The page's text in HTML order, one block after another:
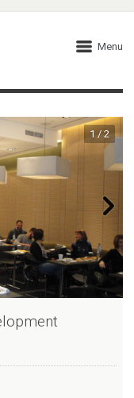
Menu
1 / 2